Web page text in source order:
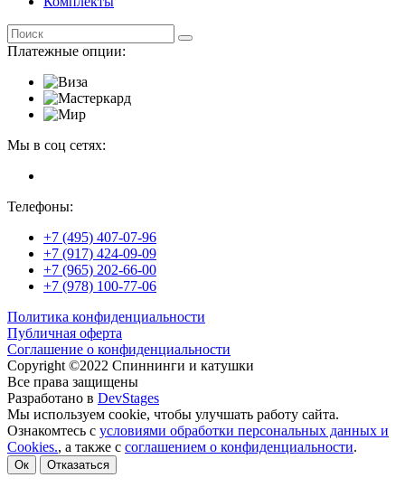
Платежные опции:
Мы в соц сетях:
Телефоны:
+7 (495) 407-07-96
+7 (917) 424-09-09
+7 (965) 202-66-00
+7 (978) 100-77-06
Политика конфиденциальности
Публичная оферта
Соглашение о конфиденциальности
Copyright ©2022 Спиннинги и катушки
Все права защищены
Разработано в DevStages
Мы используем cookie, чтобы улучшать работу сайта.
Ознакомтесь с условиями обработки персональных данных и
Cookies., а также с соглашением о конфиденциальности.
Ок Отказаться